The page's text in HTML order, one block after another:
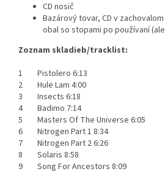
CD nosič
Bazárový tovar, CD v
obal so stopami po používaní
Zoznam skladieb/tracklist:
1 Pistolero 6:13
2 Hule Lam 4:00
3 Insects 6:18
4 Badimo 7:14
5 Masters Of The Universe 6:05
6 Nitrogen Part 1 8:34
7 Nitrogen Part 2 6:26
8 Solaris 8:58
9 Song For Ancestors 8:09